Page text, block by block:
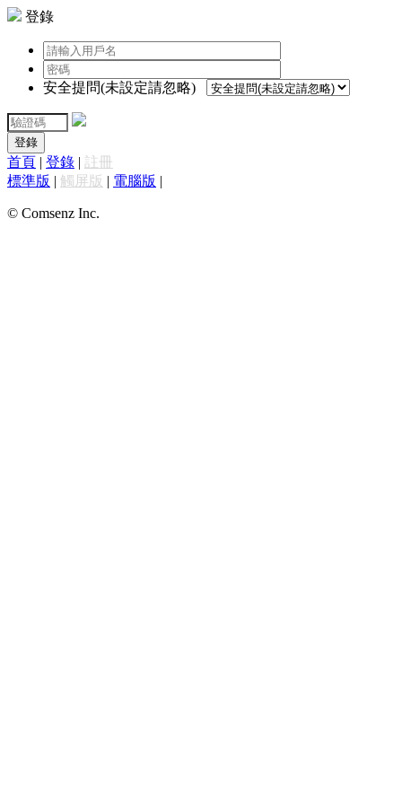
登錄
安全提問(未設定請忽略)
登錄
首頁 | 登錄 | 註冊
標準版 | 觸屏版 | 電腦版 |
© Comsenz Inc.